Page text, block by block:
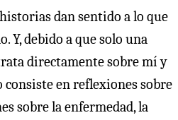
dan sentido a lo que
Y, debido a que solo una
directamente sobre mí y
consiste en reflexiones sobre
sobre la enfermedad, la